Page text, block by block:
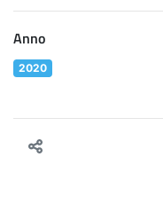
Anno
2020